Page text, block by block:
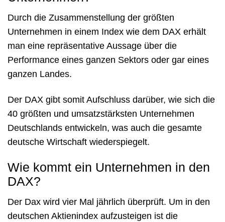
Durch die Zusammenstellung der größten
Unternehmen in einem Index wie dem DAX erhält
man eine repräsentative Aussage über die
Performance eines ganzen Sektors oder gar eines
ganzen Landes.
Der DAX gibt somit Aufschluss darüber, wie sich die
40 größten und umsatzstärksten Unternehmen
Deutschlands entwickeln, was auch die gesamte
deutsche Wirtschaft wiederspiegelt.
Wie kommt ein Unternehmen in den
DAX?
Der Dax wird vier Mal jährlich überprüft. Um in den
deutschen Aktienindex aufzusteigen ist die